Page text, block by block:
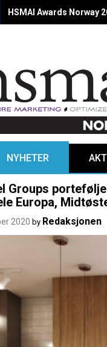
HSMAI Awards Norway
NYHETER
Groups
Europa,
2020 by Redaksjonen